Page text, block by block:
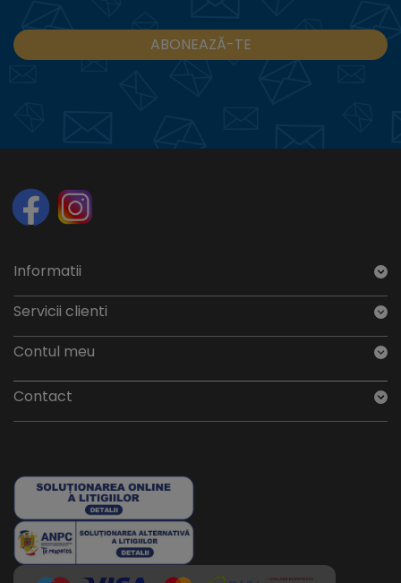
ABONEAZĂ-TE
Informatii
Servicii clienti
Contul meu
Contact